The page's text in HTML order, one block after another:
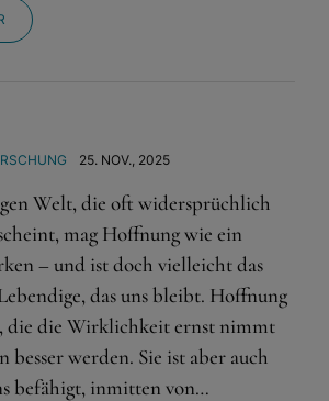
25. NOV., 2025
Welt, die oft widersprüchlich
mag Hoffnung wie ein
– und ist doch vielleicht das
das uns bleibt. Hoffnung
die die Wirklichkeit ernst nimmt
besser werden. Sie ist aber auch
befähigt, inmitten von…